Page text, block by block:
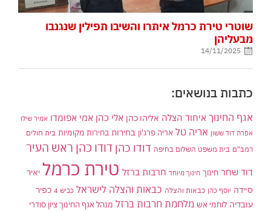
שוטרי טירת כרמל איתרו והשיבו תפילין שנגנבו
מבעליהן
14/11/2025
כתבות בנושאים:
אגף החינוך איחוד הצלה אליהו כהן אלי כהן אמי אפומדו אמיר שילו
אפרת דוד ששון אריה טל אריה פרג'ון בחירות בחירות מקומיות בית חולים
רמב"ם בית משפט השלום בחיפה דודו כהן דודו כהן ראש העיר
דוד שחר חינוך חינוך מיוחד חרבות ברזל טירת כרמל יאיר
סיידה יוסף כהן כבאות והצלה כבאות והצלה לישראל כביש 4
כפיר
עובדיה לוחמי אש מלחמת חרבות ברזל מנהל אגף החינוך ציון סודרי